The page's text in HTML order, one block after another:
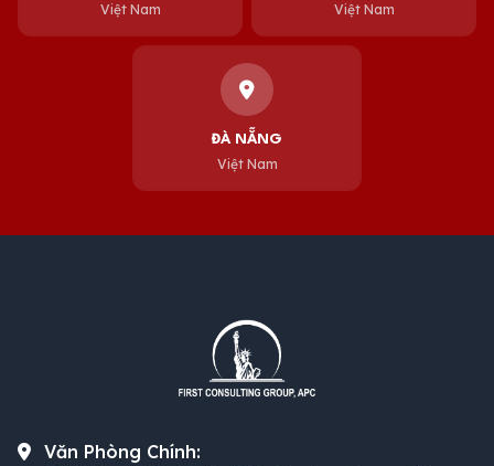
Việt Nam Việt Nam
ĐÀ NẴNG
Việt Nam
Văn Phòng Chính: